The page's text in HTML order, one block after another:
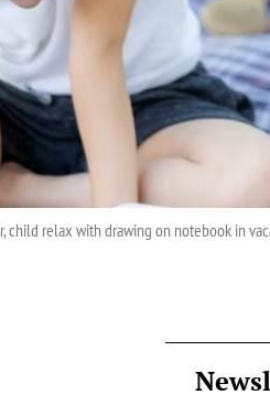
child relax with drawing on notebook in